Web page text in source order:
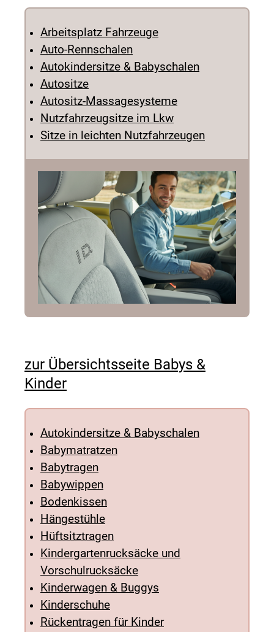
Arbeitsplatz Fahrzeuge
Auto-Rennschalen
Autokindersitze & Babyschalen
Autositze
Autositz-Massagesysteme
Nutzfahrzeugsitze im Lkw
Sitze in leichten Nutzfahrzeugen
zur Übersichtsseite Babys &
Kinder
Autokindersitze & Babyschalen
Babymatratzen
Babytragen
Babywippen
Bodenkissen
Hängestühle
Hüftsitztragen
Kindergartenrucksäcke und
Vorschulrucksäcke
Kinderwagen & Buggys
Kinderschuhe
Rückentragen für Kinder